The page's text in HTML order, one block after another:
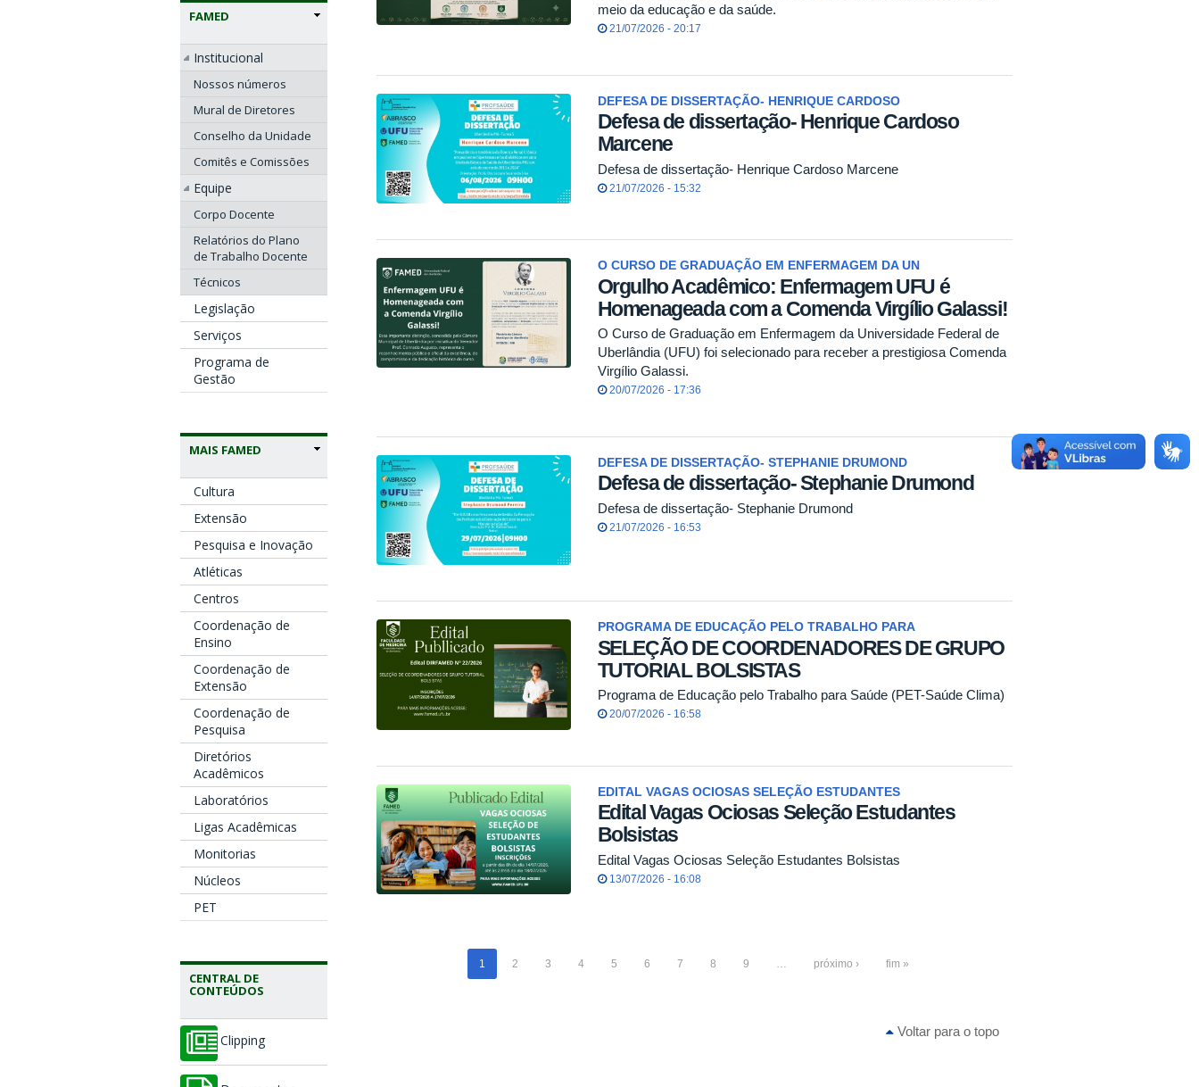
FAMED
Institucional
Nossos números
Mural de Diretores
Conselho da Unidade
Comitês e Comissões
Equipe
Corpo Docente
Relatórios do Plano
de Trabalho Docente
Técnicos
Legislação
Serviços
Programa de
Gestão
MAIS FAMED
Cultura
Extensão
Pesquisa e Inovação
Atléticas
Centros
Coordenação de
Ensino
Coordenação de
Extensão
Coordenação de
Pesquisa
Diretórios
Acadêmicos
Laboratórios
Ligas Acadêmicas
Monitorias
Núcleos
PET
CENTRAL DE
CONTEÚDOS
Clipping
meio da educação e da saúde.
21/07/2026 - 20:17
DEFESA DE DISSERTAÇÃO- HENRIQUE CARDOSO
Defesa de dissertação- Henrique Cardoso
Marcene
Defesa de dissertação- Henrique Cardoso Marcene
21/07/2026 - 15:32
O CURSO DE GRADUAÇÃO EM ENFERMAGEM DA UN
Orgulho Acadêmico: Enfermagem UFU é
Homenageada com a Comenda Virgílio Galassi!
O Curso de Graduação em Enfermagem da Universidade Federal de
Uberlândia (UFU) foi selecionado para receber a prestigiosa Comenda
Virgílio Galassi.
20/07/2026 - 17:36
DEFESA DE DISSERTAÇÃO- STEPHANIE DRUMOND
Defesa de dissertação- Stephanie Drumond
Defesa de dissertação- Stephanie Drumond
21/07/2026 - 16:53
PROGRAMA DE EDUCAÇÃO PELO TRABALHO PARA
SELEÇÃO DE COORDENADORES DE GRUPO
TUTORIAL BOLSISTAS
Programa de Educação pelo Trabalho para Saúde (PET-Saúde Clima)
20/07/2026 - 16:58
EDITAL VAGAS OCIOSAS SELEÇÃO ESTUDANTES
Edital Vagas Ociosas Seleção Estudantes
Bolsistas
Edital Vagas Ociosas Seleção Estudantes Bolsistas
13/07/2026 - 16:08
1 2 3 4 5 6 7 8 9 … próximo › fim »
Voltar para o topo